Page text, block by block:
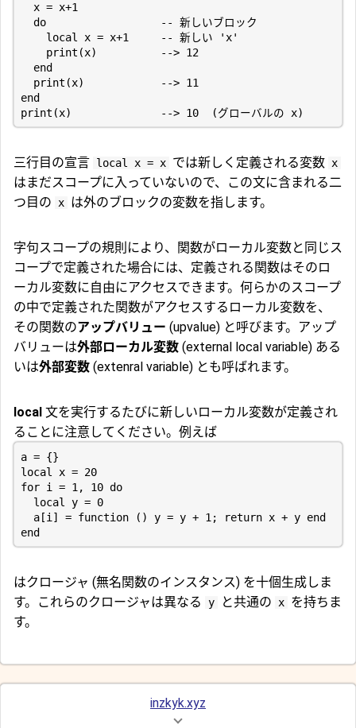
  x = x+1
  do                  -- 新しいブロック
    local x = x+1     -- 新しい 'x'
    print(x)          --> 12
  end
  print(x)            --> 11
end
三行目の宣言 local x = x では新しく定義される変数 x
はまだスコープに入っていないので、この文に含まれる二
つ目の
x は外のブロックの変数を指します。
字句スコープの規則により、関数がローカル変数と同じス
コープで定義された場合には、定義される関数はそのロ
ーカル変数に自由にアクセスできます。何らかのスコープ
の中で定義された関数がアクセスするローカル変数を、
その関数のアップバリュー (upvalue) と呼びます。アップ
バリューは外部ローカル変数 (external local variable) ある
いは外部変数 (extenral variable) とも呼ばれます。
local 文を実行するたびに新しいローカル変数が定義され
ることに注意してください。例えば
a = {}
local x = 20
for i = 1, 10 do
  local y = 0
  a[i] = function () y = y + 1; return x + y end
はクロージャ (無名関数のインスタンス) を十個生成しま
す。これらのクロージャは異なる
y と共通の x を持ちま
す。
inzkyk.xyz